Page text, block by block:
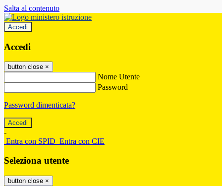
Salta al contenuto
Accedi
Accedi
button close ×
Nome Utente
Password
Password dimenticata?
-
Entra con SPID Entra con CIE
Seleziona utente
button close ×